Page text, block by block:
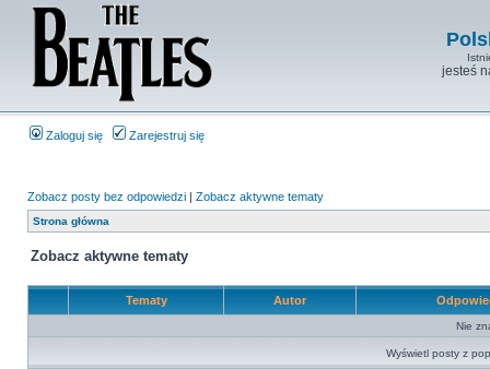
jesteś
Zaloguj się Zarejestruj się
Zobacz posty bez odpowiedzi | Zobacz aktywne tematy
Strona główna
Zobacz aktywne tematy
Tematy Autor
Nie
Wyświetl posty z